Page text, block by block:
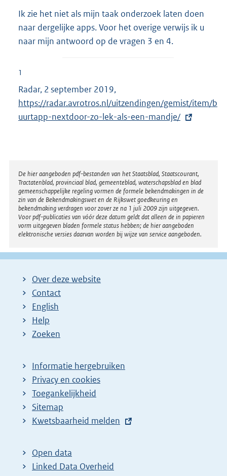
Ik zie het niet als mijn taak onderzoek laten doen
naar dergelijke apps. Voor het overige verwijs ik u
naar mijn antwoord op de vragen 3 en 4.
1
Radar, 2 september 2019,
x
t
e
l
i
n
k
:
https://radar.avrotros.nl/uitzendingen/gemist/item/b
uurtapp-nextdoor-zo-lek-als-een-mandje/
Disclaimer
De hier aangeboden pdf-bestanden van het Staatsblad, Staatscourant,
Tractatenblad, provinciaal blad, gemeenteblad, waterschapsblad en blad
gemeenschappelijke regeling vormen de formele bekendmakingen in de
zin van de Bekendmakingswet en de Rijkswet goedkeuring en
bekendmaking verdragen voor zover ze na 1 juli 2009 zijn uitgegeven.
Voor pdf-publicaties van vóór deze datum geldt dat alleen de in papieren
vorm uitgegeven bladen formele status hebben; de hier aangeboden
elektronische versies daarvan worden bij wijze van service aangeboden.
Over deze website
Contact
English
Help
Zoeken
Informatie hergebruiken
Privacy en cookies
Toegankelijkheid
Sitemap
E
t
e
Kwetsbaarheid melden
Open data
Linked Data Overheid